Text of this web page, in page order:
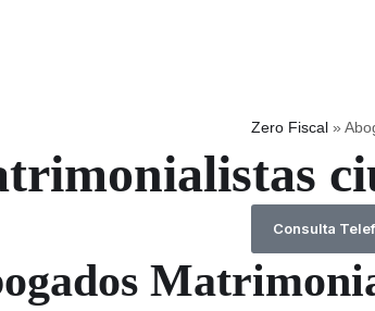
Zero Fiscal»
Consulta